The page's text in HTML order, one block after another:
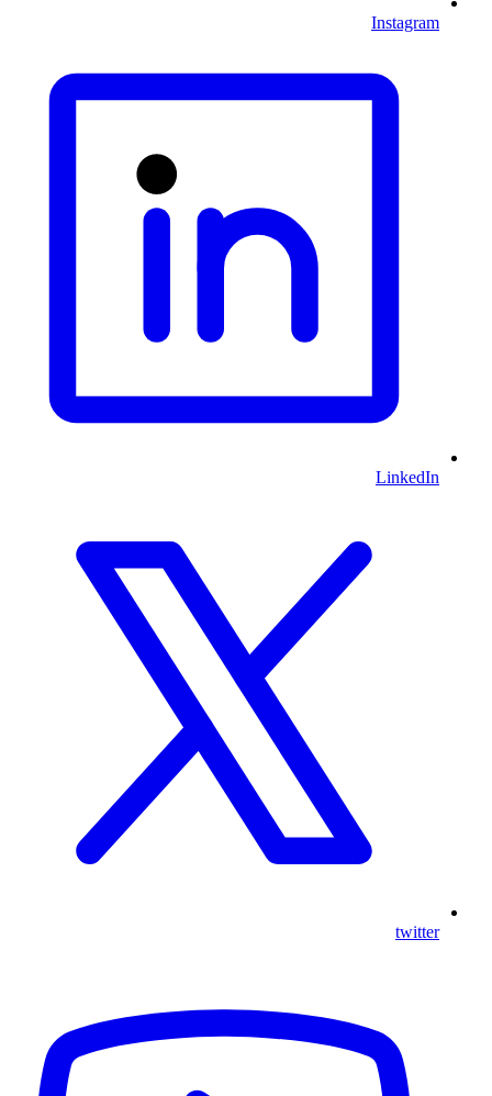
Instagram
LinkedIn
twitter